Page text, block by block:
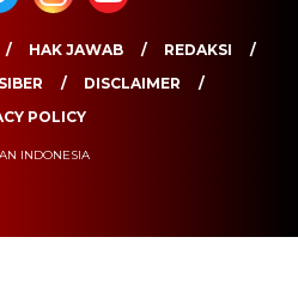
HAK JAWAB
REDAKSI
DISCLAIMER
POLICY
INDONESIA